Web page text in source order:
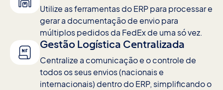
Utilize as ferramentas do ERP para processar e
gerar a documentação de envio para
múltiplos pedidos da FedEx de uma só vez.
Gestão Logística Centralizada
Centralize a comunicação e o controle de
todos os seus envios (nacionais e
internacionais) dentro do ERP, simplificando o